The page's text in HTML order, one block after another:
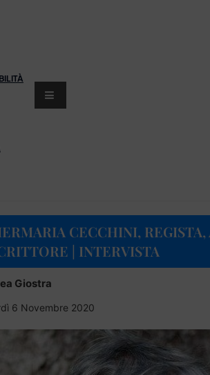
CECCHINI, REGISTA,
| INTERVISTA
Giostra
6 Novembre 2020